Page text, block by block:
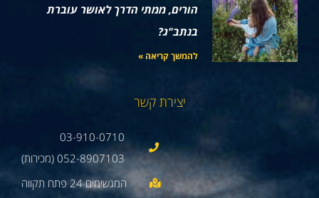
הורים, ממתי הדרך לאושר עוברת
בנתב"ג?
להמשך קריאה »
יצירת קשר
03-910-0710
052-8907103 (מכירות)